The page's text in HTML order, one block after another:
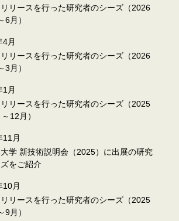
リースを行った研究者のシーズ（2026
6月）
4月
リースを行った研究者のシーズ（2026
3月）
1月
リースを行った研究者のシーズ（2025
12月）
11月
学 新技術説明会（2025）に出展の研究
をご紹介
10月
リースを行った研究者のシーズ（2025
9月）